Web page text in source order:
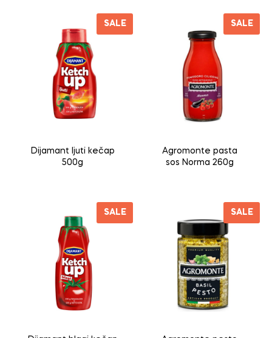
SALE
Dijamant ljuti kečap
500g
SALE
Agromonte pasta
sos Norma 260g
SALE SALE